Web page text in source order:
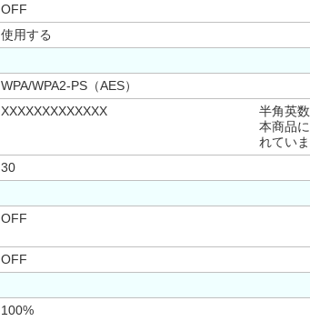
OFF
使用する
WPA/WPA2-PS（AES）
XXXXXXXXXXXXX
半角英
本商品
れていま
30
OFF
OFF
100%